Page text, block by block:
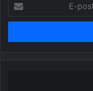
posta
adresinizi